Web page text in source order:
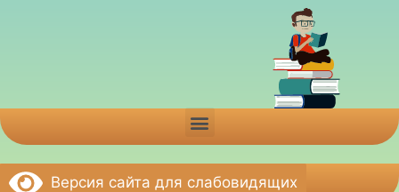
Версия сайта для слабовидящих